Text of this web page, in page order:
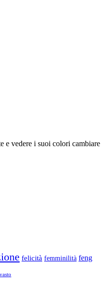
e vedere i suoi colori cambiare
felicità femminilità feng